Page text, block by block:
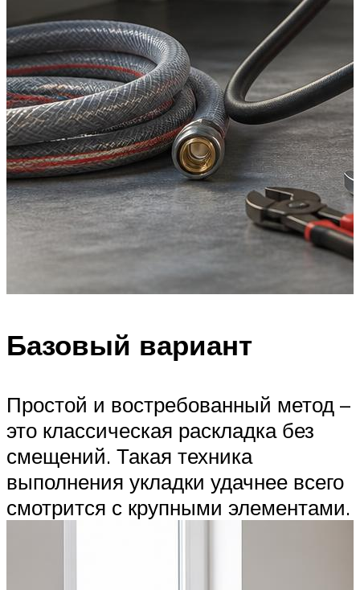
Базовый вариант
Простой и востребованный метод –
это классическая раскладка без
смещений. Такая техника
выполнения укладки удачнее всего
смотрится с крупными элементами.